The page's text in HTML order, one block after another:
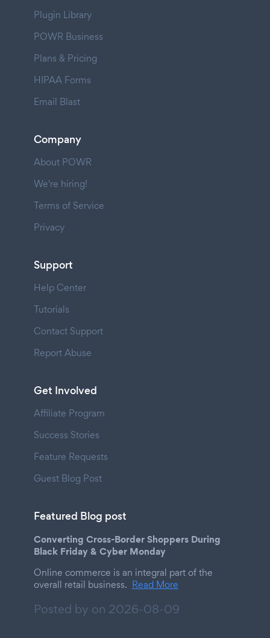
Plugin Library
POWR Business
Plans & Pricing
HIPAA Forms
Email Blast
Company
About POWR
We're hiring!
Terms of Service
Privacy
Support
Help Center
Tutorials
Contact Support
Report Abuse
Get Involved
Affiliate Program
Success Stories
Feature Requests
Guest Blog Post
Featured Blog post
Converting Cross-Border Shoppers During
Black Friday & Cyber Monday
Online commerce is an integral part of the
overall retail business. Read More
Posted by on 2026-08-09